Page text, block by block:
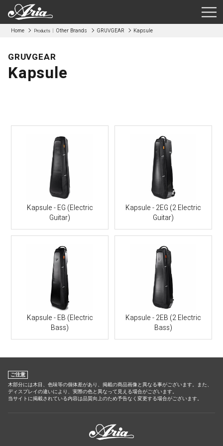
Home Products Other Brands GRUVGEAR Kapsule
GRUVGEAR
Kapsule
Kapsule - EG (Electric
Guitar)
Kapsule - 2EG (2 Electric
Guitar)
Kapsule - EB (Electric
Bass)
Kapsule - 2EB (2 Electric
Bass)
ご注意
木部分には木目、色味等の個体差があり、掲載の商品画像と異なる事がございます。また、
ディスプレイの違いにより、実際の色と異なって見える場合がございます。
当サイトに掲載されている内容は品質向上のため予告なく変更する場合がございます。